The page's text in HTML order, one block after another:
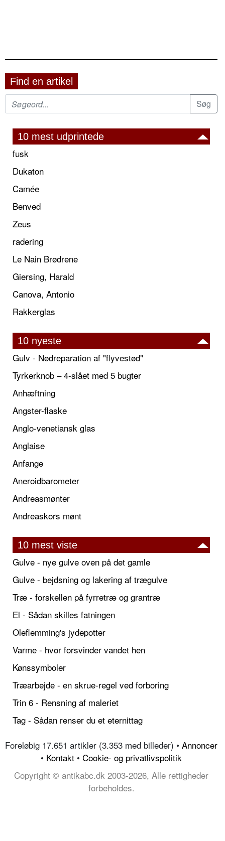
Find en artikel
10 mest udprintede
fusk
Dukaton
Camée
Benved
Zeus
radering
Le Nain Brødrene
Giersing, Harald
Canova, Antonio
Rakkerglas
10 nyeste
Gulv - Nødreparation af "flyvestød"
Tyrkerknob – 4-slået med 5 bugter
Anhæftning
Angster-flaske
Anglo-venetiansk glas
Anglaise
Anfange
Aneroidbarometer
Andreasmønter
Andreaskors mønt
10 mest viste
Gulve - nye gulve oven på det gamle
Gulve - bejdsning og lakering af trægulve
Træ - forskellen på fyrretræ og grantræ
El - Sådan skilles fatningen
Oleflemming's jydepotter
Varme - hvor forsvinder vandet hen
Kønssymboler
Træarbejde - en skrue-regel ved forboring
Trin 6 - Rensning af maleriet
Tag - Sådan renser du et eternittag
Foreløbig 17.651 artikler (3.353 med billeder) • Annoncer
• Kontakt • Cookie- og privatlivspolitik
Copyright © antikabc.dk 2003-2026, Alle rettigheder
forbeholdes.